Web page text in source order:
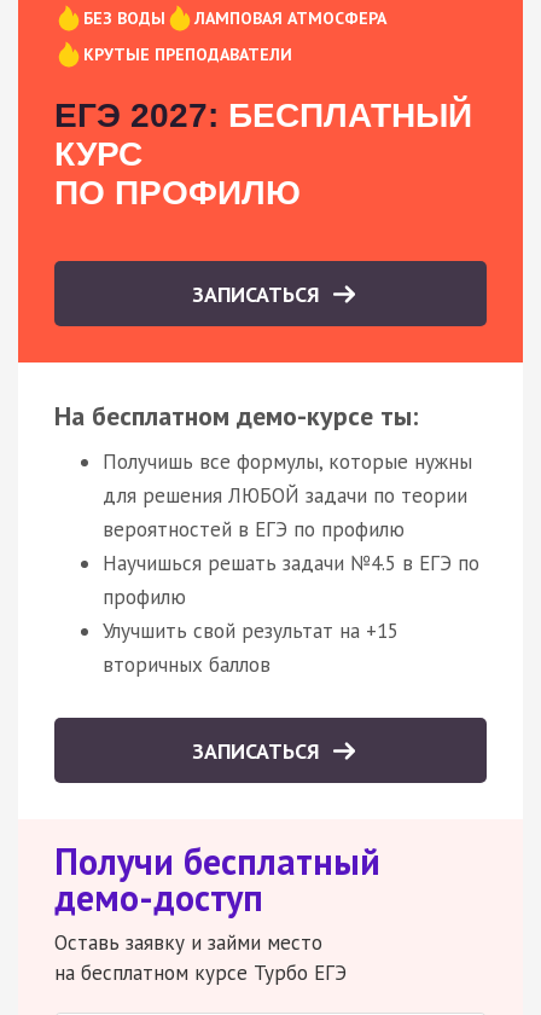
БЕЗ ВОДЫ
ЛАМПОВАЯ АТМОСФЕРА
КРУТЫЕ ПРЕПОДАВАТЕЛИ
ЕГЭ 2027: БЕСПЛАТНЫЙ
КУРС
ПО ПРОФИЛЮ
ЗАПИСАТЬСЯ
На бесплатном демо-курсе ты:
Получишь все формулы, которые нужны
для решения ЛЮБОЙ задачи по теории
вероятностей в ЕГЭ по профилю
Научишься решать задачи №4.5 в ЕГЭ по
профилю
Улучшить свой результат на +15
вторичных баллов
ЗАПИСАТЬСЯ
Получи бесплатный
демо-доступ
Оставь заявку и займи место
на бесплатном курсе Турбо ЕГЭ